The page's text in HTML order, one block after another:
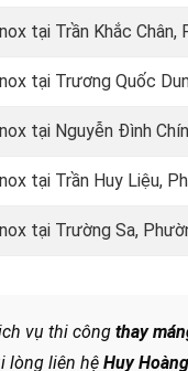
tại Trần Khắc Chân,
tại Trương Quốc
tại Nguyễn Đình
tại Trần Huy Liệu,
tại Trường Sa,
vụ thi côngthay
lòng liên hệ Huy Hoàng